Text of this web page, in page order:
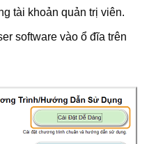
tài khoản quản trị viên.
software vào ổ đĩa trên